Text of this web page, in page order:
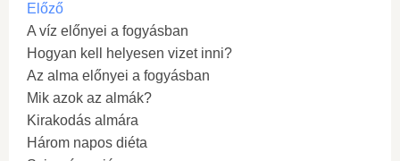
Előző
A víz előnyei a fogyásban
Hogyan kell helyesen vizet inni?
Az alma előnyei a fogyásban
Mik azok az almák?
Kirakodás almára
Három napos diéta